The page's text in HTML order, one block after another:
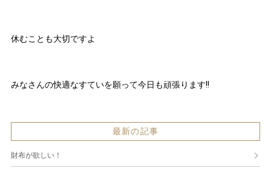
休むことも大切ですよ
みなさんの快適なすていを願って今日も頑張ります!!
最新の記事
財布が欲しい！